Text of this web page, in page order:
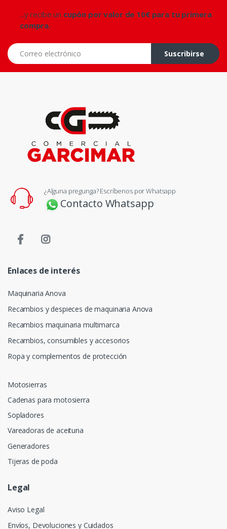
...y recibe un cupón por valor de 10€ para tu primera
compra.
Correo electrónico
Suscribirse
¿Alguna pregunga? Escríbenos por Whatsapp
Contacto Whatsapp
Enlaces de interés
Maquinaria Anova
Recambios y despieces de maquinaria Anova
Recambios maquinaria multimarca
Recambios, consumibles y accesorios
Ropa y complementos de protección
Motosierras
Cadenas para motosierra
Sopladores
Vareadoras de aceituna
Generadores
Tijeras de poda
Legal
Aviso Legal
Envíos, Devoluciones y Cuidados